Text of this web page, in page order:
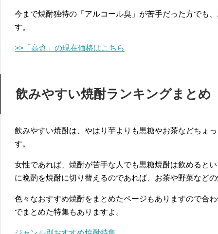
今まで焼酎独特の「アルコール臭」が苦手だった方でも
す。
>>「高倉」の現在価格はこちら
飲みやすい焼酎ランキングまとめ
飲みやすい焼酎は、やはり芋よりも黒糖やお茶などちょ
す。
女性であれば、焼酎が苦手な人でも黒糖焼酎は飲めると
に晩酌を焼酎に切り替えるのであれば、お茶や野菜など
色々なおすすめ焼酎をまとめたページもありますので合
でまとめた特集もありますよ。